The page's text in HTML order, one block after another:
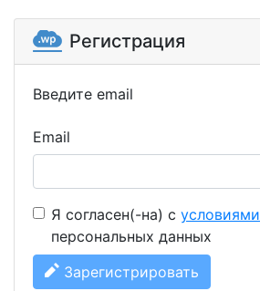
Регистрация
Введите email
Email
Я согласен(-на) с условиями
персональных данных
Зарегистрировать